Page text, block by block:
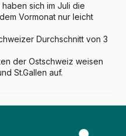
sich im Juli die
Vormonat nur leicht
Durchschnitt von 3
der Ostschweiz weisen
St.Gallen auf.